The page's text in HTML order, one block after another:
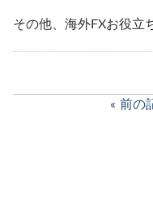
その他、海外FXお役立
前の